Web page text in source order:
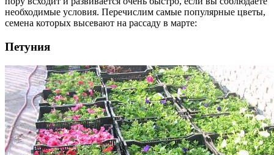
необходимые условия. Перечислим самые популярные цветы,
семена которых высевают на рассаду в марте:
Петуния